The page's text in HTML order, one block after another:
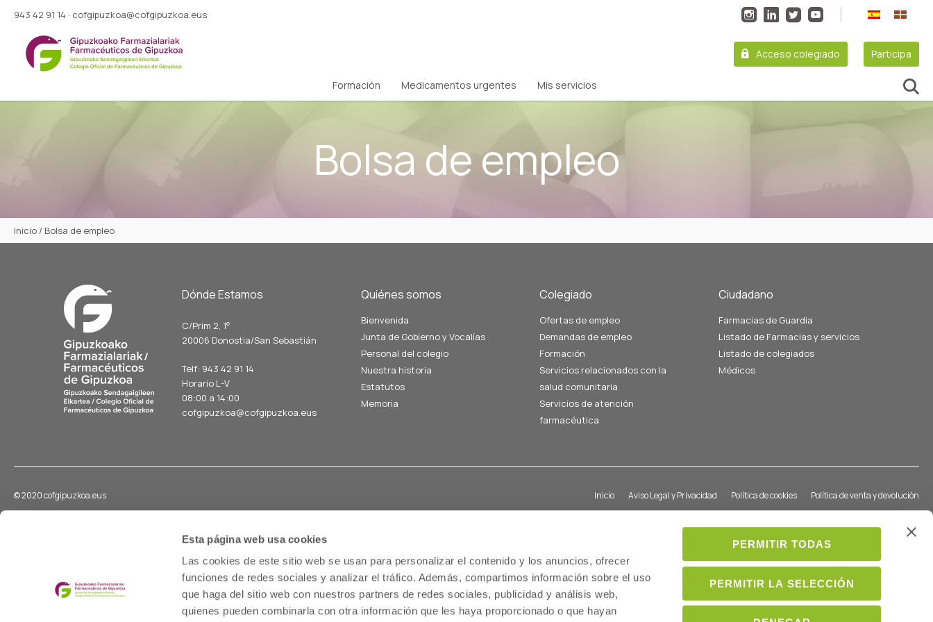
Esta página web usa cookies
Las cookies de este sitio web se usan para personalizar el contenido y los anuncios, ofrecer
funciones de redes sociales y analizar el tráfico. Además, compartimos información sobre el uso
que haga del sitio web con nuestros partners de redes sociales, publicidad y análisis web,
quienes pueden combinarla con otra información que les haya proporcionado o que hayan
PERMITIR TODAS
PERMITIR LA SELECCIÓN
943 42 91 14 · cofgipuzkoa@cofgipuzkoa.eus
Acceso colegiado Participa
Formación Medicamentos urgentes Mis servicios
Bolsa de empleo
Inicio / Bolsa de empleo
Dónde Estamos
C/Prim 2, 1º
20006 Donostia/San Sebastián
Telf: 943 42 91 14
Horario L-V
08:00 a 14:00
cofgipuzkoa@cofgipuzkoa.eus
Quiénes somos
Bienvenida
Junta de Gobierno y Vocalías
Personal del colegio
Nuestra historia
Estatutos
Memoria
Colegiado
Ofertas de empleo
Demandas de empleo
Formación
Servicios relacionados con la
salud comunitaria
Servicios de atención
farmacéutica
Ciudadano
Farmacias de Guardia
Listado de Farmacias y servicios
Listado de colegiados
Médicos
© 2020 cofgipuzkoa.eus Inicio Aviso Legal y Privacidad Política de cookies Política de venta y devolución
Existen solicitudes activas de medicamentos urgentes
ACCEDER AL LISTADO
Premiazko sendagaien eskaera aktiboak daude
ZERRENDA IKUSI